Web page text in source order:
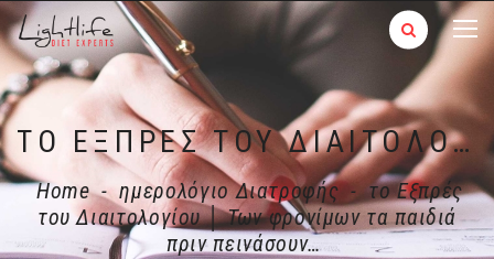
ΤΟ ΕΞΠΡΈΣ ΤΟΥ ΔΙΑΙΤΟΛΟΓΊΟΥ │ ΤΩΝ ΦΡΟΝΊΜΩΝ ΤΑ ΠΑΙΔΙΆ ΠΡΙΝ ΠΕΙΝΆΣΟΥΝ…
Home - ημερολόγιο Διατροφής - το Εξπρές
του Διαιτολογίου │ Των φρονίμων τα παιδιά
πριν πεινάσουν…